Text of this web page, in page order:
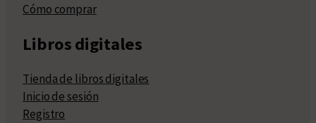
Cómo comprar
Libros digitales
Tienda de libros digitales
Inicio de sesión
Registro